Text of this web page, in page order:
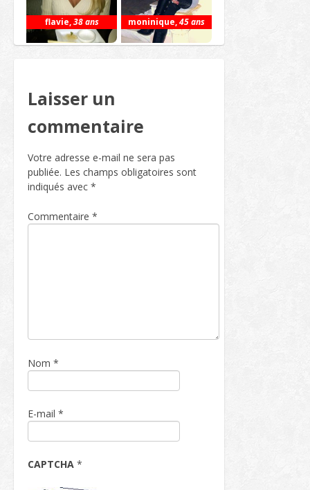
flavie,38 ans moninique,45 ans
Laisser un
commentaire
Votre adresse e-mail ne sera pas
publiée. Les champs obligatoires sont
indiqués avec *
Commentaire *
Nom *
E-mail *
CAPTCHA *